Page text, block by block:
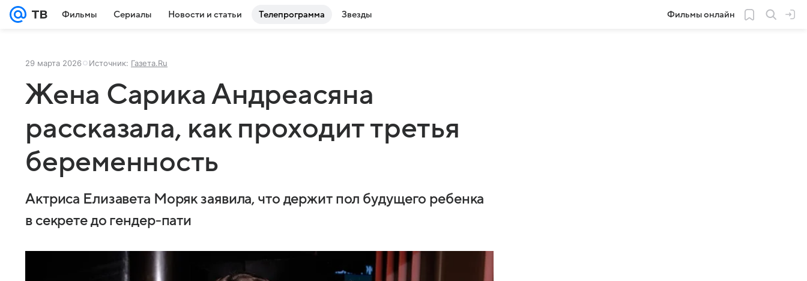
Фильмы Сериалы Новости и статьи Телепрограмма Звезды Фильмы онлайн
29 марта 2026 Источник: Газета.Ru
Жена Сарика Андреасяна
рассказала, как проходит третья
беременность
Актриса Елизавета Моряк заявила, что держит пол будущего ребенка
в секрете до гендер-пати